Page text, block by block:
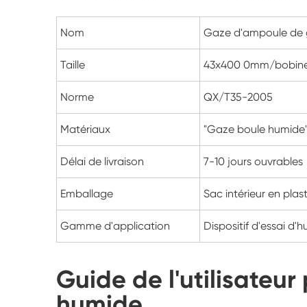
Nom Gaze d'ampoule de
Taille 43x400 0mm/
Norme QX/T35-2005
Matériaux "Gaze boule
Délai de livraison 7-10 jours ouvrables
Emballage Sac intérieur en
Gamme d'application Dispositif d'essai
Guide de l'utilisateur